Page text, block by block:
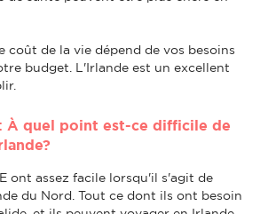
coût de la vie dépend de vos besoins
budget. L'Irlande est un excellent
À quel point est-ce difficile de
ont assez facile lorsqu'il s'agit de
du Nord. Tout ce dont ils ont besoin